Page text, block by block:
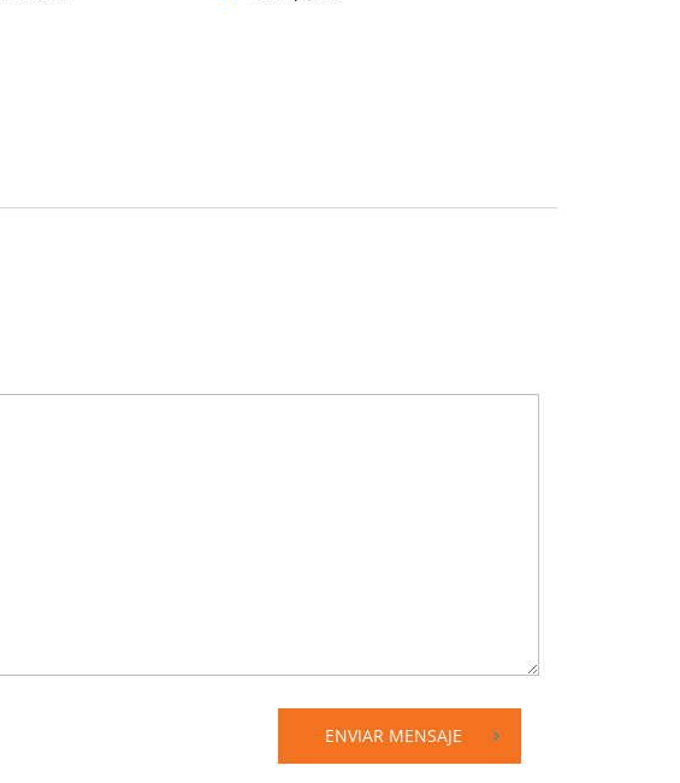
ENVIAR MENSAJE